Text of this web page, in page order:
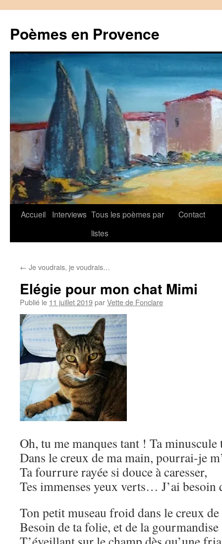
contenu
Poèmes en Provence
Accueil Interviews Tous les poèmes par
listes
Contact
← Je voudrais, je voudrais…
Elégie pour mon chat Mimi
Publié le 11 juillet 2019parVette de Fonclare
Oh, tu me manques tant ! Ta minuscule
Dans le creux de ma main, pourrai-je
Ta fourrure rayée si douce à caresser,
Tes immenses yeux verts… J’ai besoin
Ton petit museau froid dans le creux
Besoin de ta folie, et de la gourmandise